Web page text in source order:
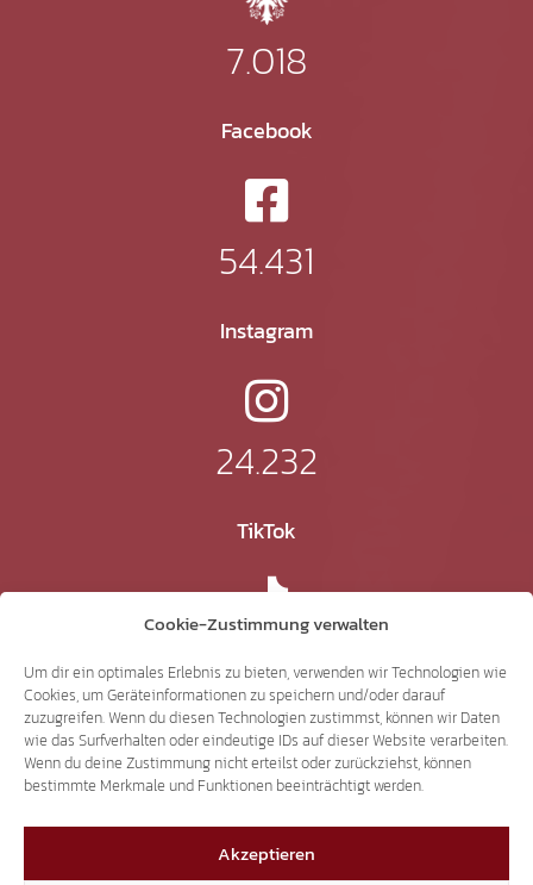
Cookie-Zustimmung verwalten
Um dir ein optimales Erlebnis zu bieten, verwenden wir Technologien wie
Cookies, um Geräteinformationen zu speichern und/oder darauf
zuzugreifen. Wenn du diesen Technologien zustimmst, können wir Daten
wie das Surfverhalten oder eindeutige IDs auf dieser Website verarbeiten.
Wenn du deine Zustimmung nicht erteilst oder zurückziehst, können
bestimmte Merkmale und Funktionen beeinträchtigt werden.
Akzeptieren
7.018
Facebook
54.431
Instagram
24.232
TikTok
41.370
X
3.507